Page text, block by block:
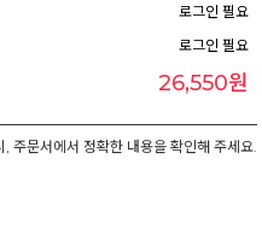
로그인 필요
로그인 필요
26,550원
주문서에서 정확한 내용을 확인해 주세요.